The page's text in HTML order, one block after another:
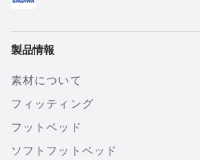
製品情報
素材について
フィッティング
フットベッド
ソフトフットベッド